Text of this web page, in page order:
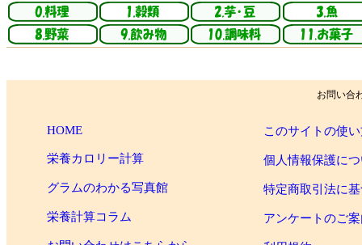
お問い合
HOME
栄養カロリー計算
グラムのわかる写真館
栄養計算コラム
このサイトの使
個人情報保護に
特定商取引法に
アンケートのご